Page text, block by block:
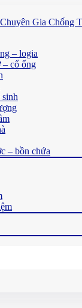
– logia
– cổ ống
sinh
– bồn chứa